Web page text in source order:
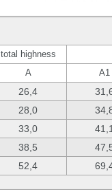
total highness
A A1
26,4
28,0
33,0
38,5
52,4